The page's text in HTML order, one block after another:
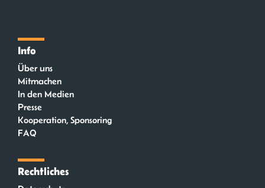
Info
Über uns
Mitmachen
In den Medien
Presse
Kooperation, Sponsoring
FAQ
Rechtliches